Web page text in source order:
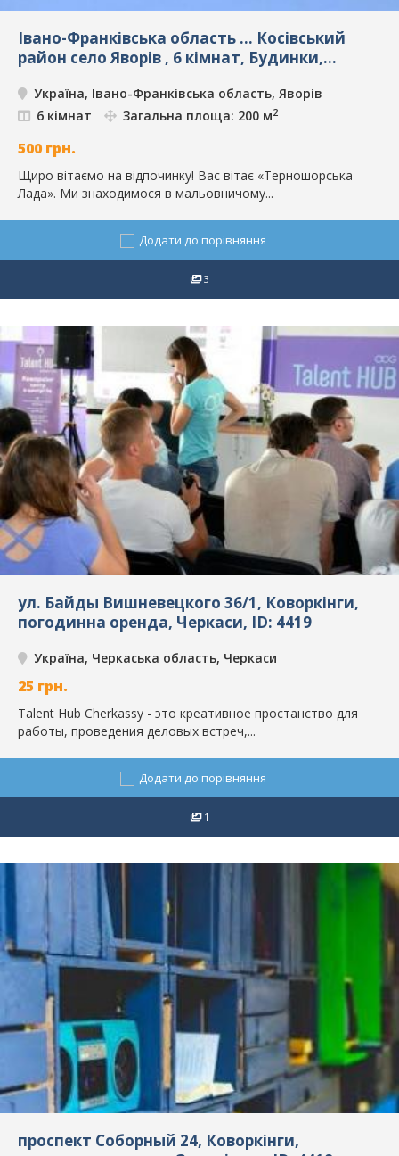
Івано-Франківська область ... Косівський
район село Яворів , 6 кімнат, Будинки,
Україна, Івано-Франківська область, Яворів
6 кімнат
Загальна площа: 200 м2
500 грн.
Щиро вітаємо на відпочинку! Вас вітає «Терношорська
Лада». Ми знаходимося в мальовничому...
Додати до порівняння
3
ул. Байды Вишневецкого 36/1, Коворкінги,
погодинна оренда, Черкаси, ID: 4419
Україна, Черкаська область, Черкаси
25 грн.
Talent Hub Cherkassy - это креативное простанство для
работы, проведения деловых встреч,...
Додати до порівняння
1
проспект Соборный 24, Коворкінги,